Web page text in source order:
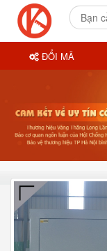
ĐỔI MÃ